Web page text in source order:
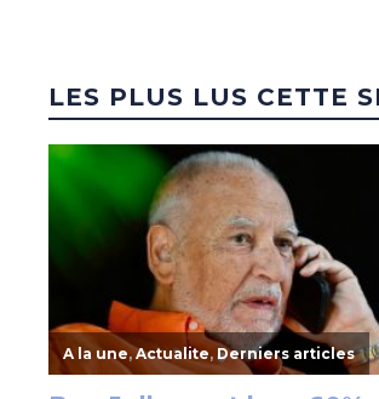
LES PLUS LUS CETTE